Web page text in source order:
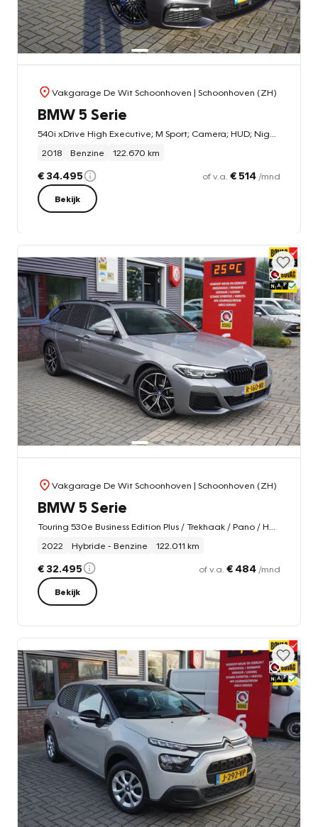
Vakgarage De Wit Schoonhoven | Schoonhoven (ZH)
BMW 5 Serie
2018
Benzine 122.670 km
€ 34.495 of v.a. € 514 /mnd
Bekijk
Vakgarage De Wit Schoonhoven | Schoonhoven (ZH)
BMW 5 Serie
2022
Hybride - Benzine 122.011 km
€ 32.495 of v.a. € 484 /mnd
Bekijk